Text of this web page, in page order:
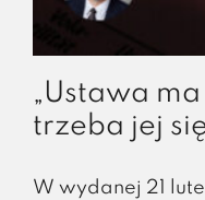
„Ustawa
trzeba jej
W wydanej 21